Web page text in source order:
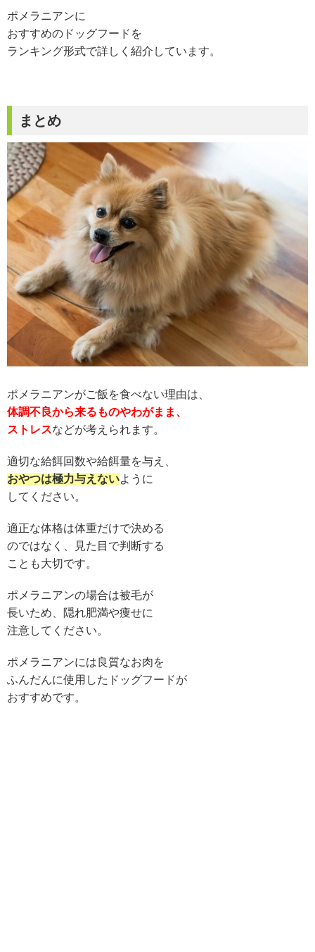
ポメラニアンに
おすすめのドッグフードを
ランキング形式で詳しく紹介しています。
まとめ
ポメラニアンがご飯を食べない理由は、
体調不良から来るものやわがまま、
ストレスなどが考えられます。
適切な給餌回数や給餌量を与え、
おやつは極力与えないように
してください。
適正な体格は体重だけで決める
のではなく、見た目で判断する
ことも大切です。
ポメラニアンの場合は被毛が
長いため、隠れ肥満や痩せに
注意してください。
ポメラニアンには良質なお肉を
ふんだんに使用したドッグフードが
おすすめです。